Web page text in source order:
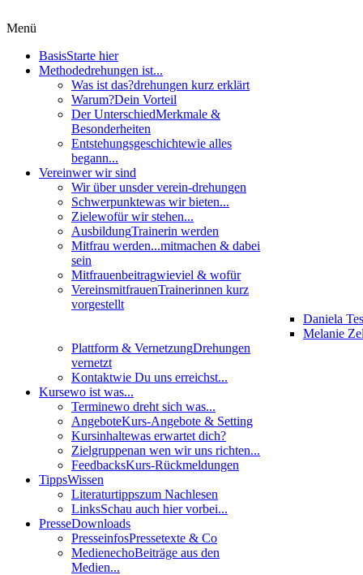
Menü
BasisStarte hier
Methodedrehungen ist...
Was ist das?drehungen kurz erklärt
Warum?Dein Vorteil
Der UnterschiedMerkmale &
Besonderheiten
Entstehungsgeschichtewie alles
begann...
Vereinwer wir sind
Wir über unsder verein-drehungen
Schwerpunktewas wir bieten...
Zielewofür wir stehen...
AusbildungTrainerin werden
Mitfrau werden...mitmachen & dabei
sein
Mitfrauenbeitragwieviel & wofür
VereinsmitfrauenTrainerinnen kurz
vorgestellt
Daniela
Melanie
Plattform & VernetzungDrehungen
vernetzt
Kontaktwie Du uns erreichst...
Kursewo ist was...
Terminewo dreht sich was...
AngeboteKurs-Angebote & Setting
Kursinhaltewas erwartet dich?
Zielgruppenan wen wir uns richten...
FeedbacksKurs-Rückmeldungen
TippsWissen
Literaturtippszum Nachlesen
LinksSchau auch hier vorbei...
PresseDownloads
PresseinfosPressetexte & Co
MedienechoBeiträge aus den
Medien...